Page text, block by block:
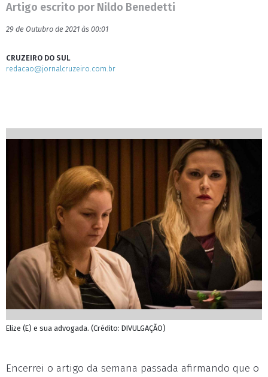
Artigo escrito por Nildo Benedetti
29 de Outubro de 2021 às 00:01
CRUZEIRO DO SUL
redacao@jornalcruzeiro.com.br
Elize (E) e sua advogada. (Crédito: DIVULGAÇÃO)
Encerrei o artigo da semana passada afirmando que o